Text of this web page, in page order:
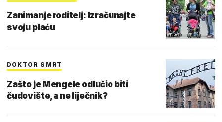
Zanimanje roditelj: Izračunajte
svoju plaću
DOKTOR SMRT
Zašto je Mengele odlučio biti
čudovište, a ne liječnik?